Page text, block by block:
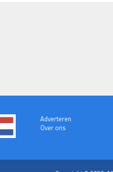
Adverteren
Over ons